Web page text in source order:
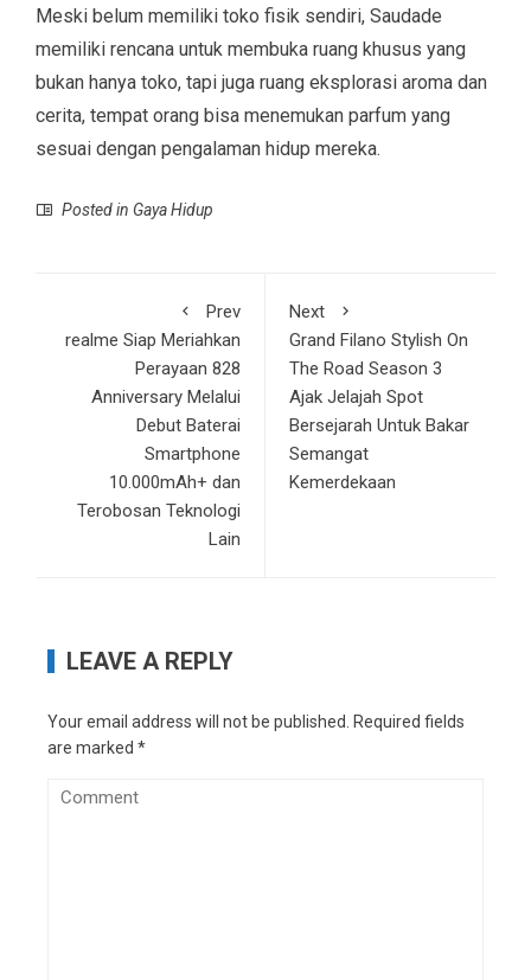
Meski belum memiliki toko fisik sendiri, Saudade
memiliki rencana untuk membuka ruang khusus yang
bukan hanya toko, tapi juga ruang eksplorasi aroma dan
cerita, tempat orang bisa menemukan parfum yang
sesuai dengan pengalaman hidup mereka.
Posted in Gaya Hidup
Prev
realme Siap Meriahkan
Perayaan 828
Anniversary Melalui
Debut Baterai
Smartphone
10.000mAh+ dan
Terobosan Teknologi
Lain
Next
Grand Filano Stylish On
The Road Season 3
Ajak Jelajah Spot
Bersejarah Untuk Bakar
Semangat
Kemerdekaan
LEAVE A REPLY
Your email address will not be published. Required fields
are marked *